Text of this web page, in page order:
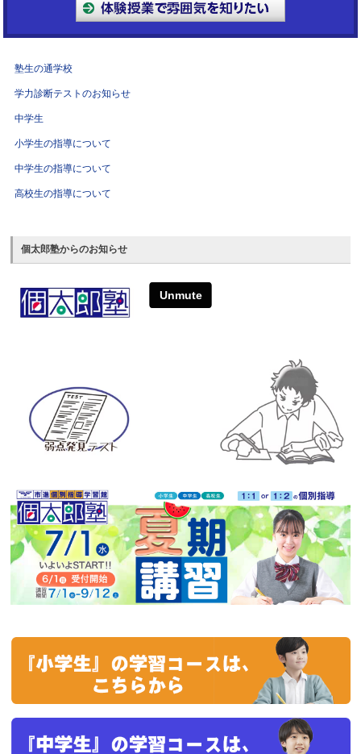
塾生の通学校
学力診断テストのお知らせ
中学生
小学生の指導について
中学生の指導について
高校生の指導について
個太郎塾からのお知らせ